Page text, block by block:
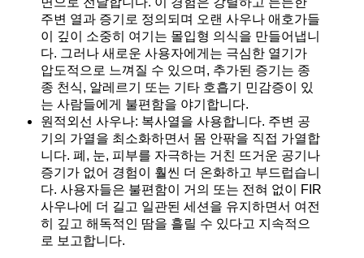
주변 열과 증기로 정의되며 오랜 사우나 애호가들
이 깊이 소중히 여기는 몰입형 의식을 만들어냅니
다. 그러나 새로운 사용자에게는 극심한 열기가
압도적으로 느껴질 수 있으며, 추가된 증기는 종
종 천식, 알레르기 또는 기타 호흡기 민감증이 있
는 사람들에게 불편함을 야기합니다.
원적외선 사우나: 복사열을 사용합니다. 주변 공
기의 가열을 최소화하면서 몸 안팎을 직접 가열합
니다. 폐, 눈, 피부를 자극하는 거친 뜨거운 공기나
증기가 없어 경험이 훨씬 더 온화하고 부드럽습니
다. 사용자들은 불편함이 거의 또는 전혀 없이 FIR
사우나에 더 길고 일관된 세션을 유지하면서 여전
히 깊고 해독적인 땀을 흘릴 수 있다고 지속적으
로 보고합니다.